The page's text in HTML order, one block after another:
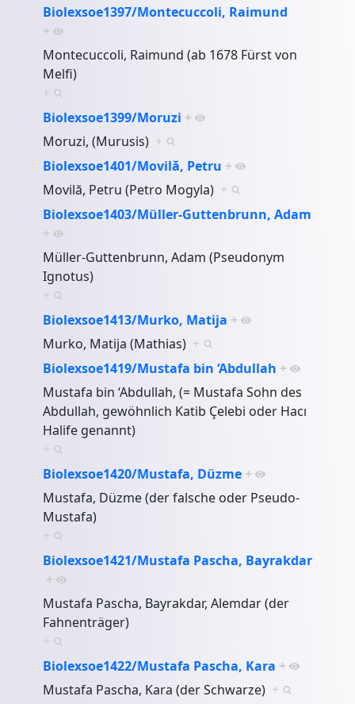
Biolexsoe1397/Montecuccoli, Raimund
+
Montecuccoli, Raimund (ab 1678 Fürst von
Melfi)
+
Biolexsoe1399/Moruzi +
Moruzi, (Murusis) +
Biolexsoe1401/Movilă, Petru +
Movilă, Petru (Petro Mogyla) +
Biolexsoe1403/Müller-Guttenbrunn, Adam
+
Müller-Guttenbrunn, Adam (Pseudonym
Ignotus)
+
Biolexsoe1413/Murko, Matija +
Murko, Matija (Mathias) +
Biolexsoe1419/Mustafa bin ‘Abdullah +
Mustafa bin ‘Abdullah, (= Mustafa Sohn des
Abdullah, gewöhnlich Katib Çelebi oder Hacı
Halife genannt)
+
Biolexsoe1420/Mustafa, Düzme +
Mustafa, Düzme (der falsche oder Pseudo-
Mustafa)
+
Biolexsoe1421/Mustafa Pascha, Bayrakdar
+
Mustafa Pascha, Bayrakdar, Alemdar (der
Fahnenträger)
+
Biolexsoe1422/Mustafa Pascha, Kara +
Mustafa Pascha, Kara (der Schwarze) +